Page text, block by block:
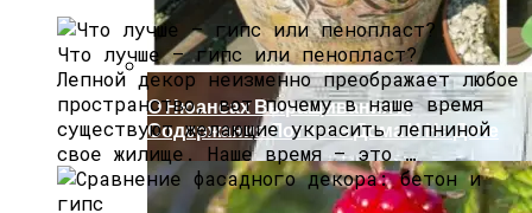
О Нюансах Выращивания И
Содержания Лотосов Дома И На Даче
Что лучше — гипс или пенопласт?
Лепной декор неизменно преображает любое
пространство, вот почему в наше время
существуют желающие украсить лепниной
свое жилище. Наше время — это …